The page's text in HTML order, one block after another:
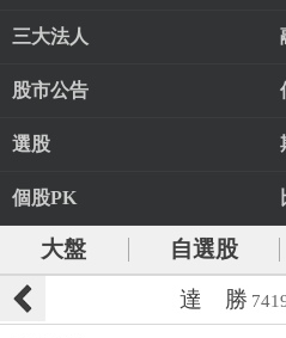
三大法人
股市公告
選股
個股PK
大盤 自選股
達 勝